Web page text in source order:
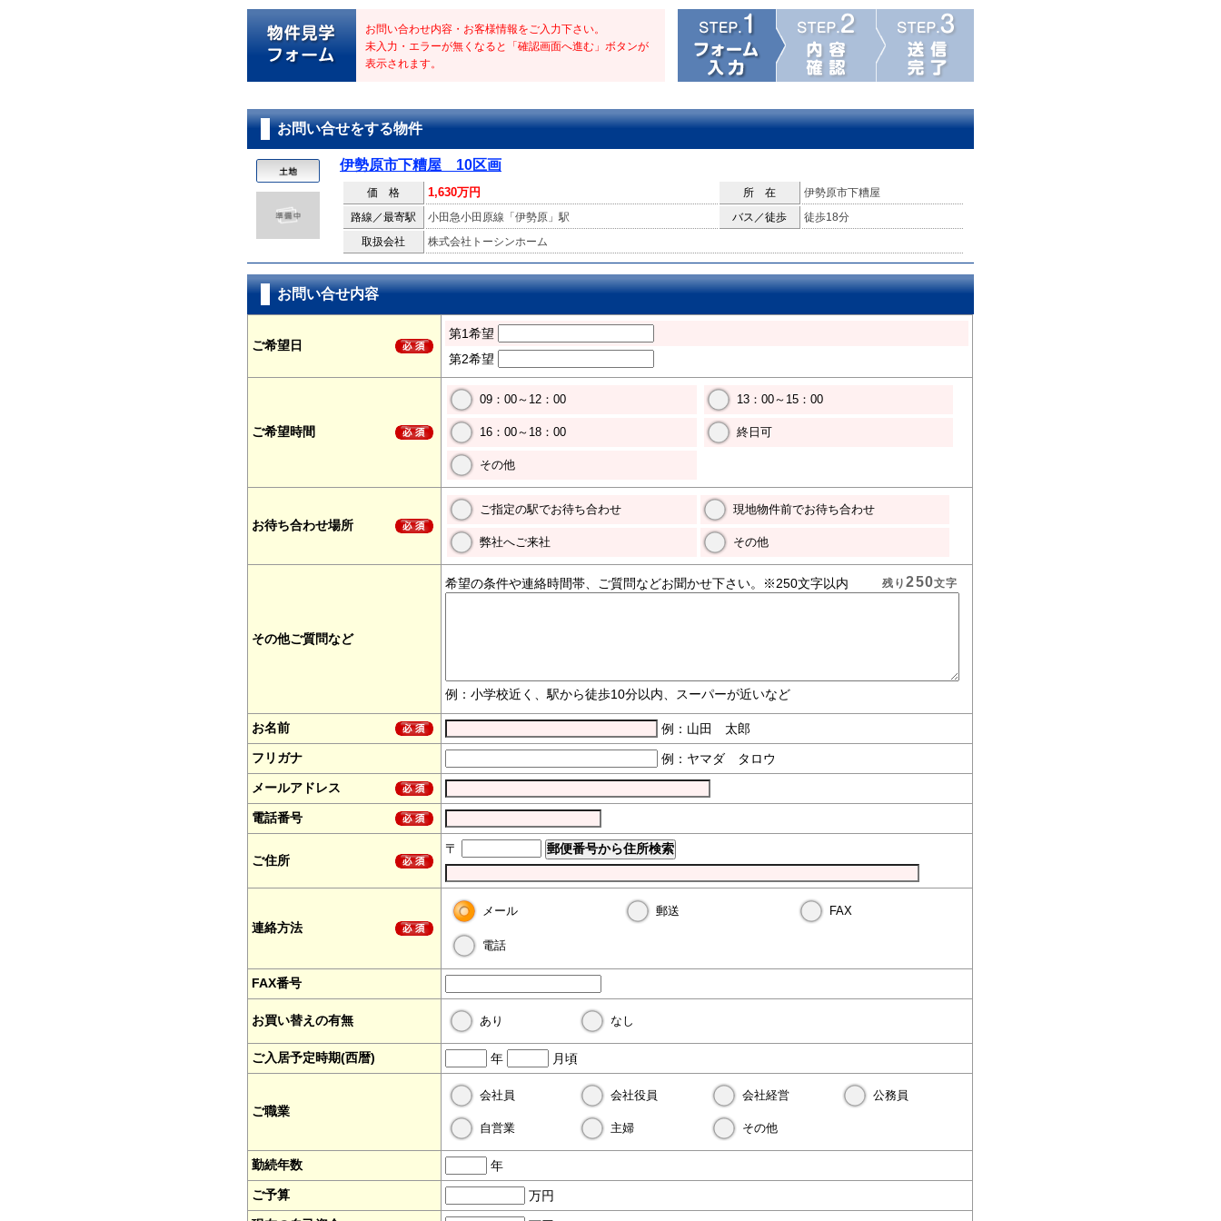
お問い合わせ内容・お客様情報をご入力下さい。
未入力・エラーが無くなると「確認画面へ進む」ボタンが
表示されます。
お問い合せをする物件
伊勢原市下糟屋 10区画
価 格 1,630万円 所 在
伊勢原市下糟屋
路線／最寄駅
小田急小田原線「伊勢原」駅 バス／徒歩
徒歩18分
取扱会社
株式会社トーシンホーム
お問い合せ内容
ご希望日
第1希望
第2希望
ご希望時間
09：00～12：00 13：00～15：00
16：00～18：00 終日可
その他
お待ち合わせ場所
ご指定の駅でお待ち合わせ 現地物件前でお待ち合わせ
弊社へご来社 その他
その他ご質問など
希望の条件や連絡時間帯、ご質問などお聞かせ下さい。※250文字以内
例：小学校近く、駅から徒歩10分以内、スーパーが近いなど
残り250文字
お名前
例：山田 太郎
フリガナ
例：ヤマダ タロウ
メールアドレス
電話番号
ご住所
〒
連絡方法
メール 郵送 FAX
電話
FAX番号
お買い替えの有無 あり なし
ご入居予定時期(西暦) 年 月頃
ご職業
会社員 会社役員 会社経営 公務員
自営業 主婦 その他
勤続年数
年
ご予算
万円